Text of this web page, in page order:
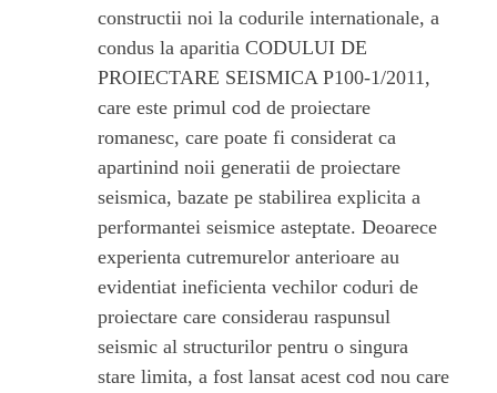
constructii noi la codurile internationale, a
condus la aparitia CODULUI DE
PROIECTARE SEISMICA P100-1/2011,
care este primul cod de proiectare
romanesc, care poate fi considerat ca
apartinind noii generatii de proiectare
seismica, bazate pe stabilirea explicita a
performantei seismice asteptate. Deoarece
experienta cutremurelor anterioare au
evidentiat ineficienta vechilor coduri de
proiectare care considerau raspunsul
seismic al structurilor pentru o singura
stare limita, a fost lansat acest cod nou care